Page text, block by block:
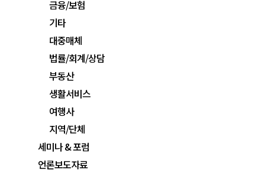
금융/보험
기타
대중매체
법률/회계/상담
부동산
생활서비스
여행사
지역/단체
세미나 & 포럼
언론보도자료